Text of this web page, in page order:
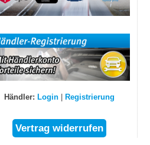
Händler: Login| Registrierung